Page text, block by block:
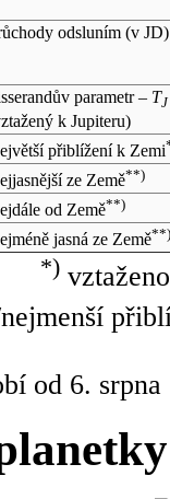
odsluním (v JD)
parametr – TJ
k Jupiteru)
přiblížení k Zemi
ze Země**)
od Země**)
jasná ze Země**)
*)
od 6.